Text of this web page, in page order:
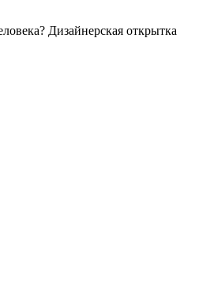
Дизайнерская открытка